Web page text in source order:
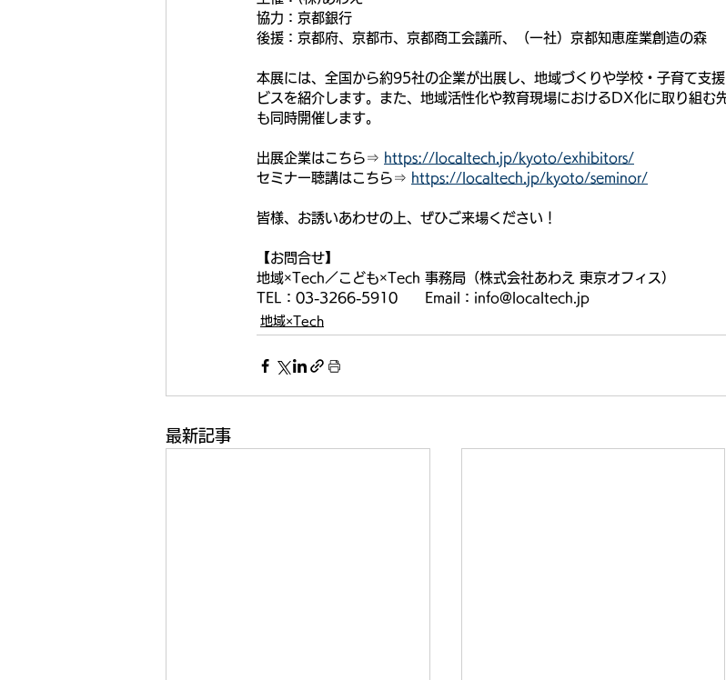
協力：京都銀行
後援：京都府、京都市、京都商工会議所、（一社）京都知恵産業創造の森
本展には、全国から約95社の企業が出展し、地域づくりや学校・子育て支
ビスを紹介します。また、地域活性化や教育現場におけるDX化に取り組む
も同時開催します。
出展企業はこちら⇒ https://localtech.jp/kyoto/exhibitors/
セミナー聴講はこちら⇒ https://localtech.jp/kyoto/seminor/
皆様、お誘いあわせの上、ぜひご来場ください！
【お問合せ】
地域×Tech／こども×Tech 事務局（株式会社あわえ 東京オフィス）
TEL：03-3266-5910　　Email：info@localtech.jp
地域×Tech
最新記事